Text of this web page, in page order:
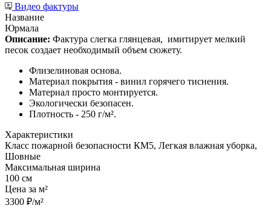
Видео фактуры
Название
Юрмала
Описание: Фактура слегка глянцевая, имитирует мелкий
песок создает необходимый объем сюжету.
Флизелиновая основа.
Материал покрытия - винил горячего тиснения.
Материал просто монтируется.
Экологически безопасен.
Плотность - 250 г/м².
Характеристики
Класс пожарной безопасности КМ5, Легкая влажная уборка,
Шовные
Максимальная ширина
100 см
Цена за м²
3300 ₽/м²